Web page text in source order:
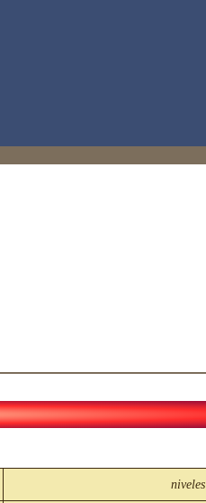
niveles